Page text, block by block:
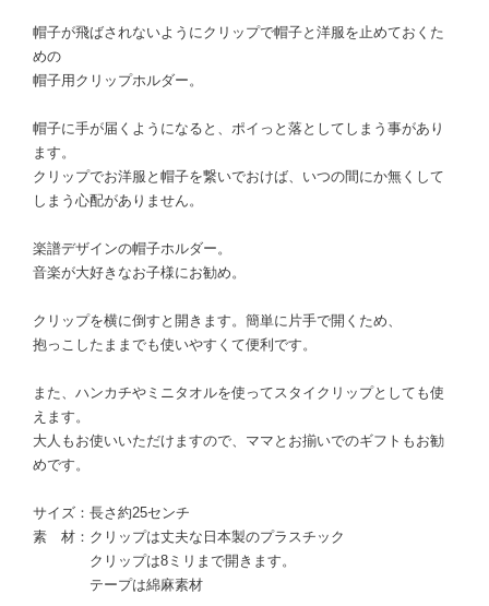
帽子が飛ばされないようにクリップで帽子と洋服を止めておくた
めの
帽子用クリップホルダー。
帽子に手が届くようになると、ポイっと落としてしまう事があり
ます。
クリップでお洋服と帽子を繋いでおけば、いつの間にか無くして
しまう心配がありません。
楽譜デザインの帽子ホルダー。
音楽が大好きなお子様にお勧め。
クリップを横に倒すと開きます。簡単に片手で開くため、
抱っこしたままでも使いやすくて便利です。
また、ハンカチやミニタオルを使ってスタイクリップとしても使
えます。
大人もお使いいただけますので、ママとお揃いでのギフトもお勧
めです。
サイズ：長さ約25センチ
素 材：クリップは丈夫な日本製のプラスチック
クリップは8ミリまで開きます。
テープは綿麻素材